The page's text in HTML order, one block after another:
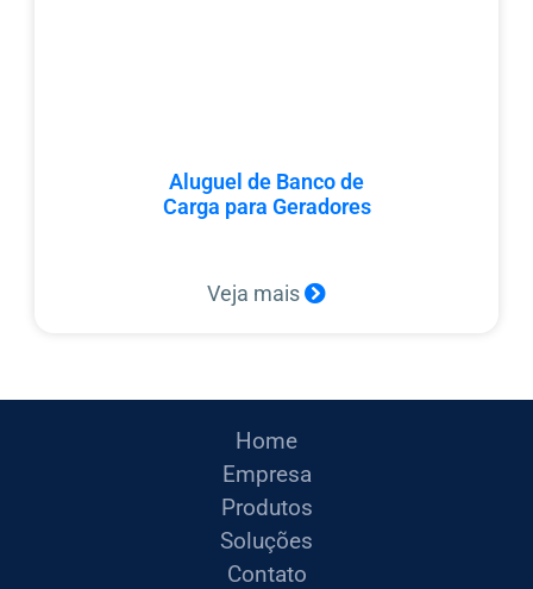
Aluguel de Banco de
Carga para Geradores
Veja mais
Home
Empresa
Produtos
Soluções
Contato